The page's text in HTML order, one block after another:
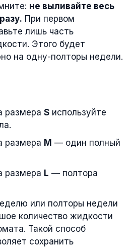
не выливайте весь
При первом
лишь часть
Этого будет
на одну-полторы недели.
размера S используйте
размера M — один полный
размера L — полтора
или полторы недели
количество жидкости
Такой способ
сохранить